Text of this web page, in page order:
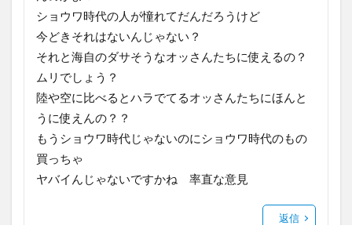
ショウワ時代の人が憧れてだんだろうけど
今どきそれはないんじゃない？
それと海自のダサそうなオッさんたちに使えるの？
ムリでしょう？
陸や空に比べるとハラでてるオッさんたちにほんと
うに使えんの？？
もうショウワ時代じゃないのにショウワ時代のもの
買っちゃ
ヤバイんじゃないですかね 率直な意見
返信